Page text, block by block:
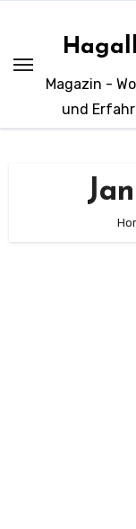
springen
Magazin -
und